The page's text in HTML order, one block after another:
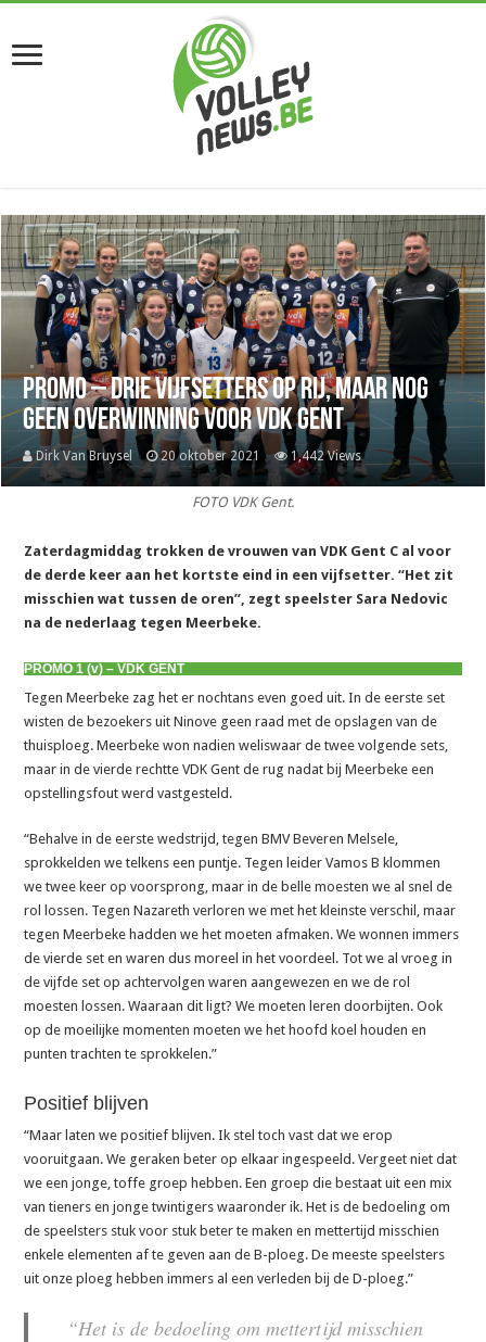
Promo – Drie vijfsetters op rij, maar nog
geen overwinning voor VDK Gent
Dirk Van Bruysel 20 oktober 2021 1,442 Views
FOTO VDK Gent.
Zaterdagmiddag trokken de vrouwen van VDK Gent C al voor
de derde keer aan het kortste eind in een vijfsetter. “Het zit
misschien wat tussen de oren”, zegt speelster Sara Nedovic
na de nederlaag tegen Meerbeke.
PROMO 1 (v) – VDK GENT
Tegen Meerbeke zag het er nochtans even goed uit. In de eerste set
wisten de bezoekers uit Ninove geen raad met de opslagen van de
thuisploeg. Meerbeke won nadien weliswaar de twee volgende sets,
maar in de vierde rechtte VDK Gent de rug nadat bij Meerbeke een
opstellingsfout werd vastgesteld.
“Behalve in de eerste wedstrijd, tegen BMV Beveren Melsele,
sprokkelden we telkens een puntje. Tegen leider Vamos B klommen
we twee keer op voorsprong, maar in de belle moesten we al snel de
rol lossen. Tegen Nazareth verloren we met het kleinste verschil, maar
tegen Meerbeke hadden we het moeten afmaken. We wonnen immers
de vierde set en waren dus moreel in het voordeel. Tot we al vroeg in
de vijfde set op achtervolgen waren aangewezen en we de rol
moesten lossen. Waaraan dit ligt? We moeten leren doorbijten. Ook
op de moeilijke momenten moeten we het hoofd koel houden en
punten trachten te sprokkelen.”
Positief blijven
“Maar laten we positief blijven. Ik stel toch vast dat we erop
vooruitgaan. We geraken beter op elkaar ingespeeld. Vergeet niet dat
we een jonge, toffe groep hebben. Een groep die bestaat uit een mix
van tieners en jonge twintigers waaronder ik. Het is de bedoeling om
de speelsters stuk voor stuk beter te maken en mettertijd misschien
enkele elementen af te geven aan de B-ploeg. De meeste speelsters
uit onze ploeg hebben immers al een verleden bij de D-ploeg.”
“Het is de bedoeling om mettertijd misschien